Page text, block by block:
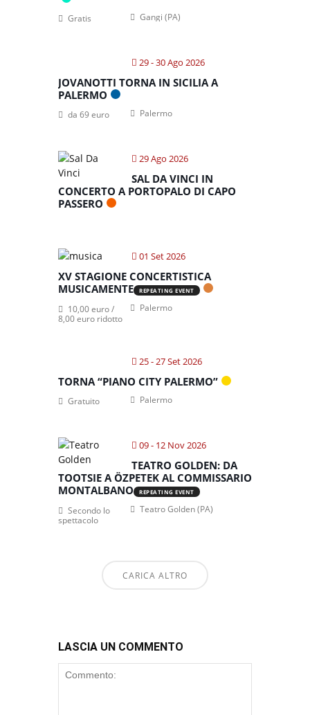
Gangi (PA)
Gratis
29 - 30 Ago 2026
JOVANOTTI TORNA IN SICILIA A
PALERMO
Palermo
da 69 euro
29 Ago 2026
SAL DA VINCI IN
CONCERTO A PORTOPALO DI CAPO
PASSERO
01 Set 2026
XV STAGIONE CONCERTISTICA
MUSICAMENTE
REPEATING EVENT
Palermo
10,00 euro /
8,00 euro ridotto
25 - 27 Set 2026
TORNA “PIANO CITY PALERMO”
Palermo
Gratuito
09 - 12 Nov 2026
TEATRO GOLDEN: DA
TOOTSIE A ÖZPETEK AL COMMISSARIO
MONTALBANO
REPEATING EVENT
Teatro Golden (PA)
Secondo lo
spettacolo
CARICA ALTRO
LASCIA UN COMMENTO